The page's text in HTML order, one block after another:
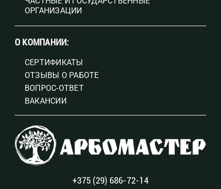
ОРГАНИЗАЦИИ
O КОМПАНИИ:
СЕРТИФИКАТЫ
ОТЗЫВЫ О РАБОТЕ
ВОПРОС-ОТВЕТ
ВАКАНСИИ
+375 (29) 686-72-14